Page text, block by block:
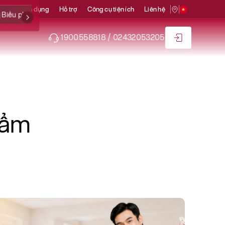
Tuyển dụng Hỗ trợ Công cụ tiện ích Liên hệ
1900558818 / 02432053205
Biểu phí